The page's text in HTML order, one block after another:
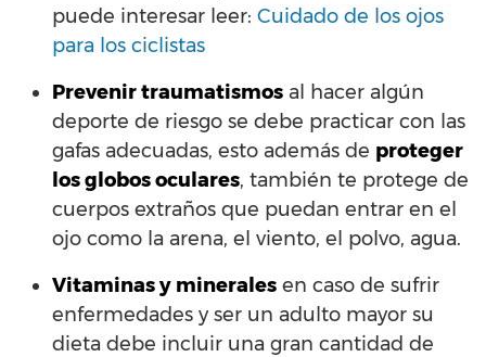
puede interesar leer: Cuidado de los ojos
para los ciclistas
Prevenir traumatismos al hacer algún
deporte de riesgo se debe practicar con las
gafas adecuadas, esto además de proteger
los globos oculares, también te protege de
cuerpos extraños que puedan entrar en el
ojo como la arena, el viento, el polvo, agua.
Vitaminas y minerales en caso de sufrir
enfermedades y ser un adulto mayor su
dieta debe incluir una gran cantidad de